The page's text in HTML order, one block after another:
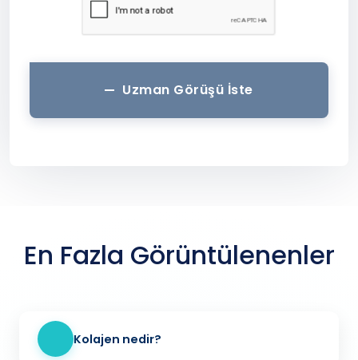
Uzman Görüşü İste
En Fazla Görüntülenenler
Kolajen nedir?